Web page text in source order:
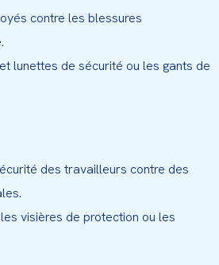
contre les blessures
lunettes de sécurité ou les gants de
des travailleurs contre des
visières de protection ou les